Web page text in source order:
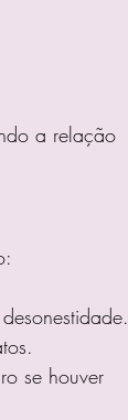
a relação
se houver